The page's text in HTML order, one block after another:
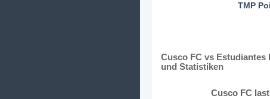
TMP
Cusco FC vs Estudiantes
und Statistiken
Cusco FC